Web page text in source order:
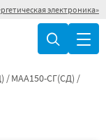
электроника»
МАА150-СГ(СД)